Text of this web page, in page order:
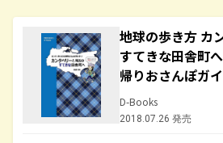
地球の歩き方 カ
すてきな田舎町
帰りおさんぽガ
D-Books
2018.07.26 発売